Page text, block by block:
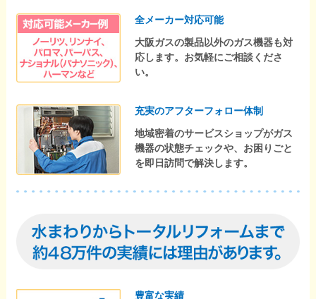
全メーカー対応可能
大阪ガスの製品以外のガス機器も対
応します。お気軽にご相談くださ
い。
充実のアフターフォロー体制
地域密着のサービスショップがガス
機器の状態チェックや、お困りごと
を即日訪問で解決します。
豊富な実績